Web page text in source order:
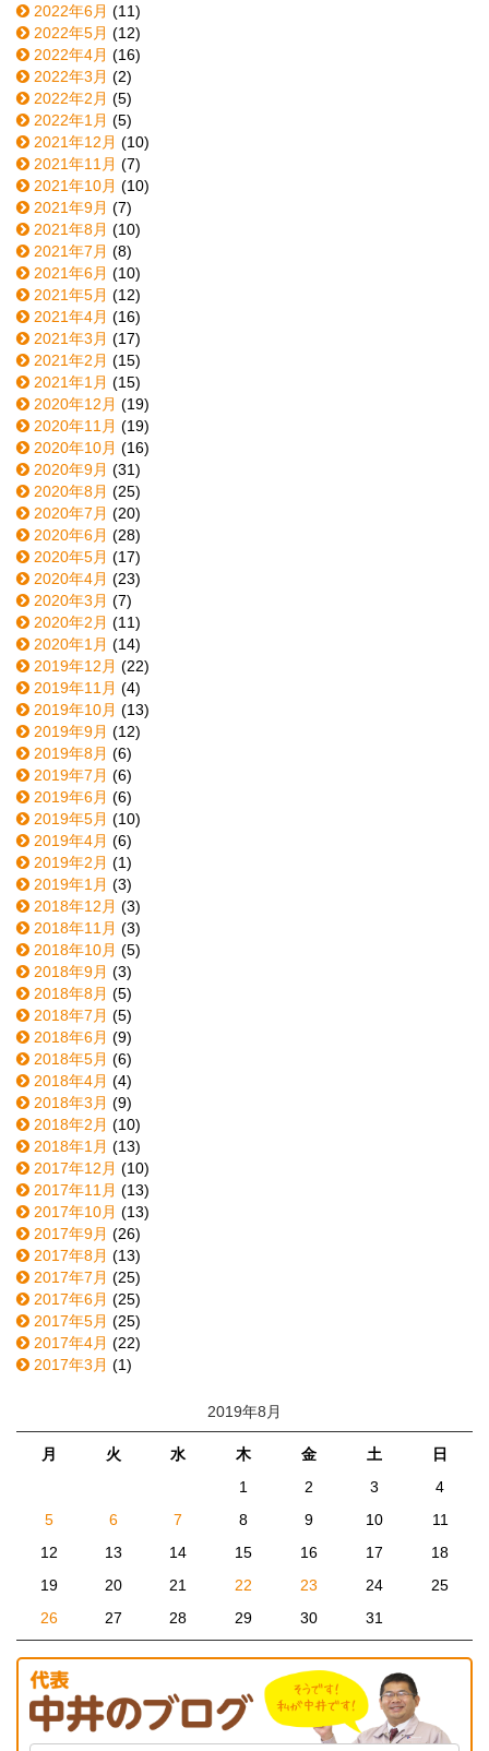
2022年6月 (11)
2022年5月 (12)
2022年4月 (16)
2022年3月 (2)
2022年2月 (5)
2022年1月 (5)
2021年12月 (10)
2021年11月 (7)
2021年10月 (10)
2021年9月 (7)
2021年8月 (10)
2021年7月 (8)
2021年6月 (10)
2021年5月 (12)
2021年4月 (16)
2021年3月 (17)
2021年2月 (15)
2021年1月 (15)
2020年12月 (19)
2020年11月 (19)
2020年10月 (16)
2020年9月 (31)
2020年8月 (25)
2020年7月 (20)
2020年6月 (28)
2020年5月 (17)
2020年4月 (23)
2020年3月 (7)
2020年2月 (11)
2020年1月 (14)
2019年12月 (22)
2019年11月 (4)
2019年10月 (13)
2019年9月 (12)
2019年8月 (6)
2019年7月 (6)
2019年6月 (6)
2019年5月 (10)
2019年4月 (6)
2019年2月 (1)
2019年1月 (3)
2018年12月 (3)
2018年11月 (3)
2018年10月 (5)
2018年9月 (3)
2018年8月 (5)
2018年7月 (5)
2018年6月 (9)
2018年5月 (6)
2018年4月 (4)
2018年3月 (9)
2018年2月 (10)
2018年1月 (13)
2017年12月 (10)
2017年11月 (13)
2017年10月 (13)
2017年9月 (26)
2017年8月 (13)
2017年7月 (25)
2017年6月 (25)
2017年5月 (25)
2017年4月 (22)
2017年3月 (1)
2019年8月
月 火 水 木 金 土
日
1
2 3
4
5
6 7 8 9 10
11
12
13 14 15 16 17
18
19
20 21 22 23 24
25
26
27 28 29 30 31